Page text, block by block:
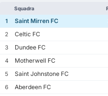
Squadra
1 Saint Mirren FC
2
Celtic FC
3
Dundee FC
4
Motherwell FC
5
Saint Johnstone FC
6
Aberdeen FC